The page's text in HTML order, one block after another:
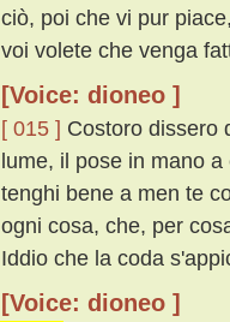
ciò, poi che vi pur
voi volete che venga
[Voice: dioneo ]
[ 015 ] Costoro dissero
lume, il pose in mano
tenghi bene a men te
ogni cosa, che, per
Iddio che la coda
[Voice: dioneo ]